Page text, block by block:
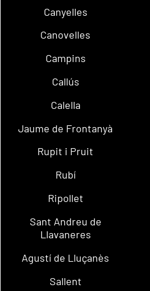
Canyelles
Canovelles
Campins
Callús
Calella
Jaume de Frontanyà
Rupit i Pruit
Rubí
Ripollet
Sant Andreu de
Llavaneres
Agustí de Lluçanès
Sallent